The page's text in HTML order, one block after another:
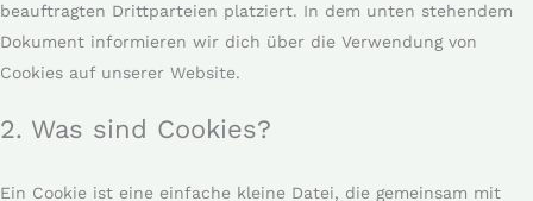
beauftragten Drittparteien platziert. In dem unten stehendem
Dokument informieren wir dich über die Verwendung von
Cookies auf unserer Website.
2. Was sind Cookies?
Ein Cookie ist eine einfache kleine Datei, die gemeinsam mit